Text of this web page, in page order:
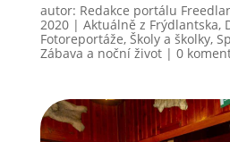
autor: Redakce portálu
2020| Aktuálně z Frýdlantska,
Fotoreportáže, Školy a školky,
Zábava a noční život| 0